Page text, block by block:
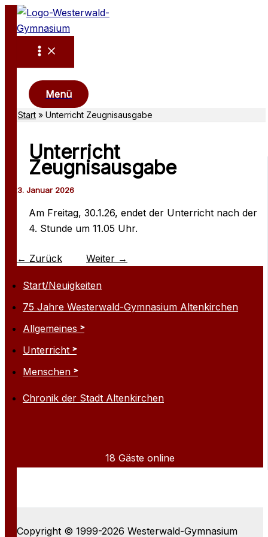
Zum
Inhalt
springen
Menü
Start Unterricht Zeugnisausgabe
Start/Neuigkeiten
75 Jahre Westerwald-Gymnasium Altenkirchen
Allgemeines
Unterricht
Menschen
Chronik der Stadt Altenkirchen
18 Gäste online
Unterricht
Zeugnisausgabe
Am Freitag, 30.1.26, endet der Unterricht nach der
4. Stunde um 11.05 Uhr.
← Zurück Weiter →
Copyright © 1999-2026 Westerwald-Gymnasium